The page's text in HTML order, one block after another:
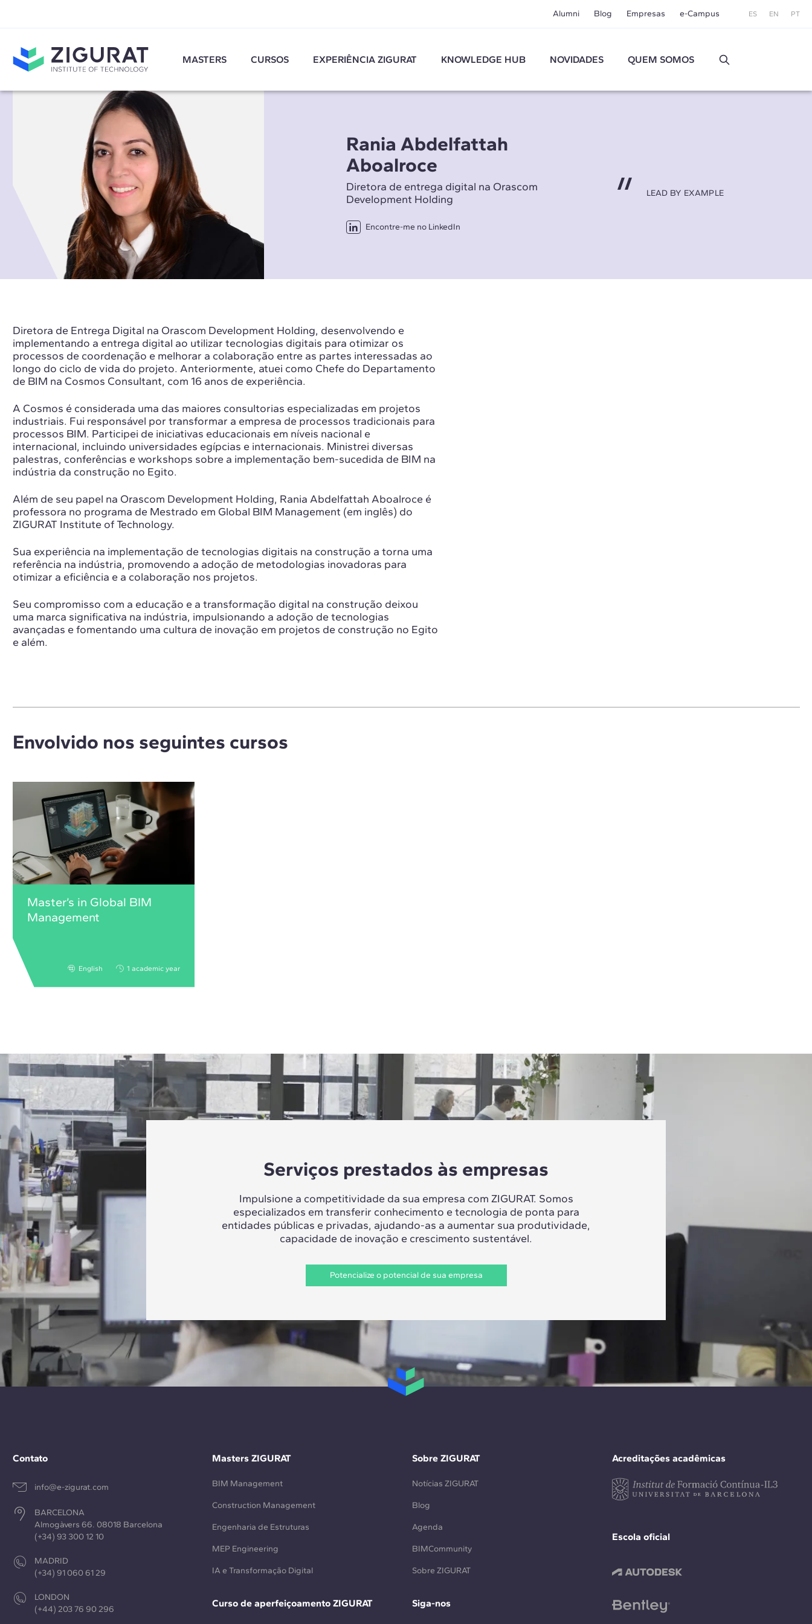
Alumni Blog Empresas e-Campus ES EN PT
MASTERS CURSOS EXPERIÊNCIA ZIGURAT KNOWLEDGE HUB NOVIDADES QUEM SOMOS
Rania Abdelfattah
Aboalroce
Diretora de entrega digital na Orascom
Development Holding
Encontre-me no LinkedIn
LEAD BY EXAMPLE
Diretora de Entrega Digital na Orascom Development Holding, desenvolvendo e
implementando a entrega digital ao utilizar tecnologias digitais para otimizar os
processos de coordenação e melhorar a colaboração entre as partes interessadas ao
longo do ciclo de vida do projeto. Anteriormente, atuei como Chefe do Departamento
de BIM na Cosmos Consultant, com 16 anos de experiência.
A Cosmos é considerada uma das maiores consultorias especializadas em projetos
industriais. Fui responsável por transformar a empresa de processos tradicionais para
processos BIM. Participei de iniciativas educacionais em níveis nacional e
internacional, incluindo universidades egípcias e internacionais. Ministrei diversas
palestras, conferências e workshops sobre a implementação bem-sucedida de BIM na
indústria da construção no Egito.
Além de seu papel na Orascom Development Holding, Rania Abdelfattah Aboalroce é
professora no programa de Mestrado em Global BIM Management (em inglês) do
ZIGURAT Institute of Technology.
Sua experiência na implementação de tecnologias digitais na construção a torna uma
referência na indústria, promovendo a adoção de metodologias inovadoras para
otimizar a eficiência e a colaboração nos projetos.
Seu compromisso com a educação e a transformação digital na construção deixou
uma marca significativa na indústria, impulsionando a adoção de tecnologias
avançadas e fomentando uma cultura de inovação em projetos de construção no Egito
e além.
Envolvido nos seguintes cursos
Master’s in Global BIM
Management
English 1 academic year
Serviços prestados às empresas
Impulsione a competitividade da sua empresa com ZIGURAT. Somos
especializados em transferir conhecimento e tecnologia de ponta para
entidades públicas e privadas, ajudando-as a aumentar sua produtividade,
capacidade de inovação e crescimento sustentável.
Potencialize o potencial de sua empresa
Contato
info@e-zigurat.com
BARCELONA
Almogàvers 66. 08018 Barcelona
(+34) 93 300 12 10
MADRID
(+34) 91 060 61 29
LONDON
(+44) 203 76 90 296
Acreditações acadêmicas
Escola oficial
Masters ZIGURAT
BIM Management
Construction Management
Engenharia de Estruturas
MEP Engineering
IA e Transformação Digital
Curso de aperfeiçoamento ZIGURAT
Sobre ZIGURAT
Notícias ZIGURAT
Blog
Agenda
BIMCommunity
Sobre ZIGURAT
Siga-nos